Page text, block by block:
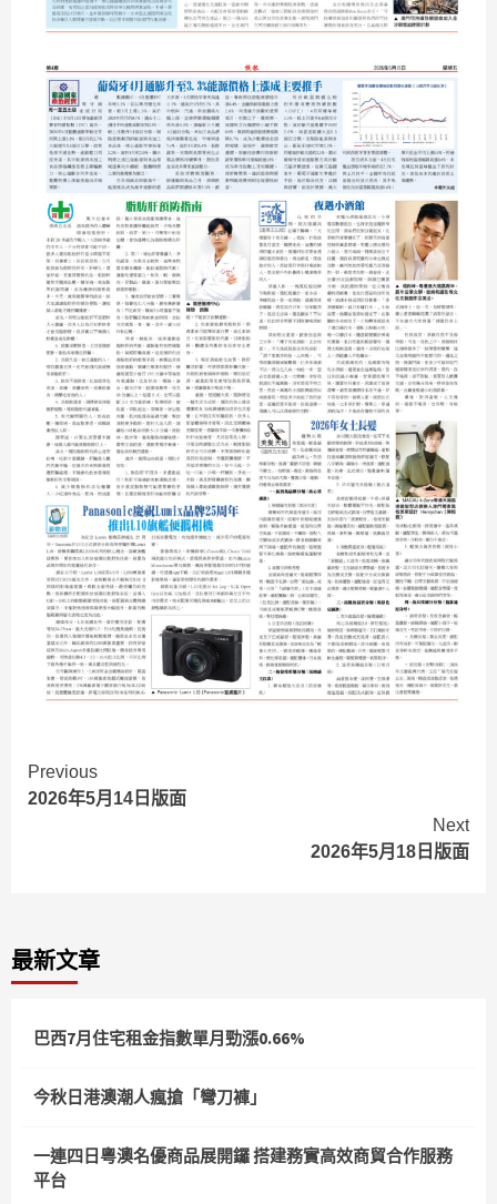
Continue
Reading
Previous
2026年5月14日版面
Next
2026年5月18日版面
最新文章
巴西7月住宅租金指數單月勁漲0.66%
今秋日港澳潮人瘋搶「彎刀褲」
一連四日粵澳名優商品展開鑼 搭建務實高效商貿合作服務
平台